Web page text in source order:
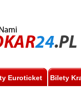
Euroticket Bilety